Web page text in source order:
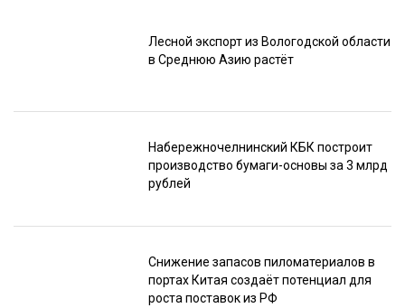
Лесной экспорт из Вологодской области
в Среднюю Азию растёт
Набережночелнинский КБК построит
производство бумаги-основы за 3 млрд
рублей
Снижение запасов пиломатериалов в
портах Китая создаёт потенциал для
роста поставок из РФ